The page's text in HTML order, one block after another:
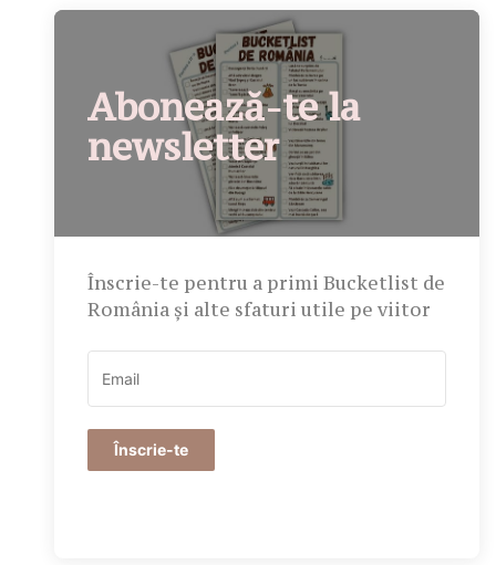
Abonează-te la
newsletter
Înscrie-te pentru a primi Bucketlist de
România și alte sfaturi utile pe viitor
Înscrie-te